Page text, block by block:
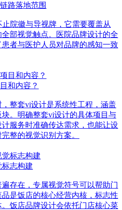
路落地范围
院徽与导视牌，它需要覆盖从
部视觉触点。医院品牌设计的全
者与医护人员对品牌的感知一致
和内容？
整套vi设计是系统性工程，涵盖
。明确整套vi设计的具体项目与
服务时准确传达需求，也能让设
整的视觉识别方案。
志构建
存在，专属视觉符号可以帮助门
是饭店的核心经营内核，标志性
饭店品牌设计会依托门店核心菜